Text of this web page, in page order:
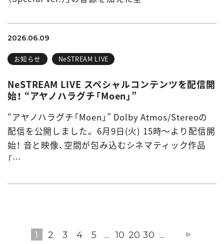
2026.06.09
お知らせ NeSTREAM LIVE
NeSTREAM LIVE スペシャルコンテンツを配信開
始！ “アヤノハラグチ「Moen」”
“アヤノハラグチ「Moen」” Dolby Atmos/Stereoの
配信を公開しました。 6月9日(火) 15時～より配信開
始！ 音と映像、空間が包み込むシネマティック作品
「…
1 2 3 4 5 ... 10 20 30 ...